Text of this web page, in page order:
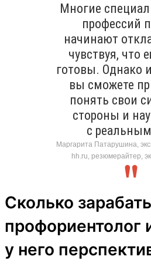
Многие
профессий
начинают
чувствуя, что
готовы. Однако
вы сможете
понять свои
стороны и
с
Маргарита Патарушина,
hh.ru, резюмерайтер,
Сколько
профориентолог
у него